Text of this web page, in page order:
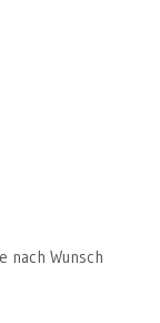
nach Wunsch